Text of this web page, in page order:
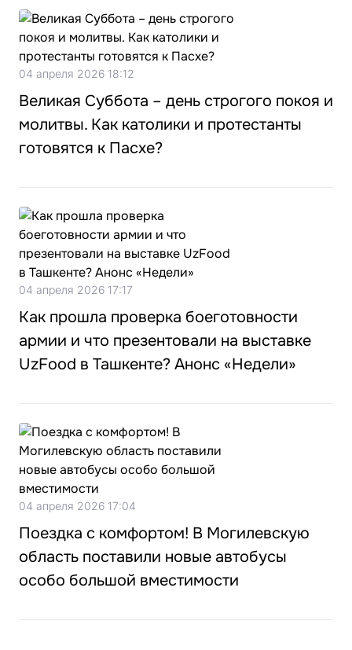
04 апреля 2026 18:12
Великая Суббота – день строгого покоя и
молитвы. Как католики и протестанты
готовятся к Пасхе?
04 апреля 2026 17:17
Как прошла проверка боеготовности
армии и что презентовали на выставке
UzFood в Ташкенте? Анонс «Недели»
04 апреля 2026 17:04
Поездка с комфортом! В Могилевскую
область поставили новые автобусы
особо большой вместимости